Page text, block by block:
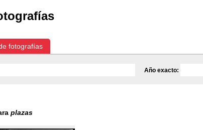
fotografías
Año exacto:
plazas